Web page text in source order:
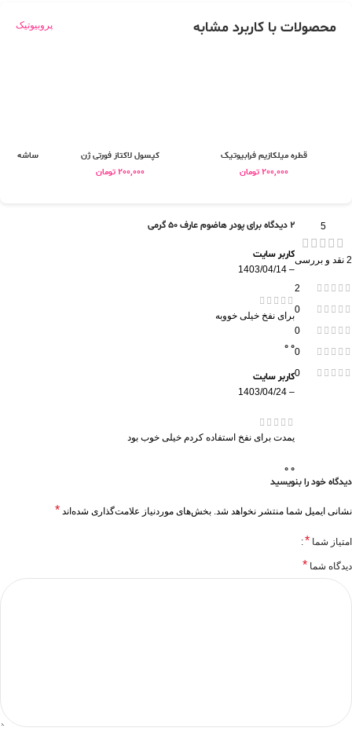
محصولات با کاربرد مشابه پروبیوتیک
قطره میلکازیم فرابیوتیک
200,000 تومان
کپسول لاکتاز فورتی ژن
200,000 تومان
ساشه
5
2 نقد و بررسی
2
0
0
0
0
2 دیدگاه برای پودر هاضوم عارف 50 گرمی
کاربر سایت
–
1403/04/14
برای نفخ خیلی خووبه
0
0
کاربر سایت
–
1403/04/24
یمدت برای نفخ استفاده کردم خیلی خوب بود
0
0
دیدگاه خود را بنویسید
نشانی ایمیل شما منتشر نخواهد شد. بخش‌های موردنیاز علامت‌گذاری شده‌اند *
امتیاز شما *
دیدگاه شما *